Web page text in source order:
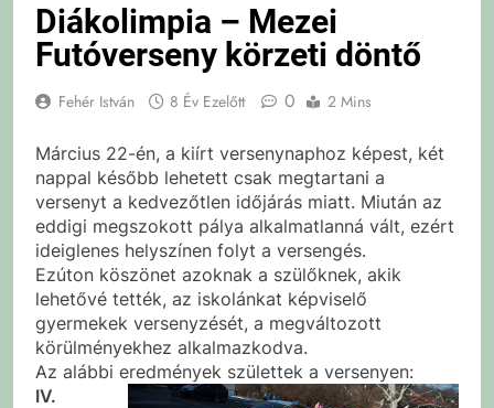
Diákolimpia – Mezei
Futóverseny körzeti döntő
Fehér István 8 Év Ezelőtt 0 2 Mins
Március 22-én, a kiírt versenynaphoz képest, két
nappal később lehetett csak megtartani a
versenyt a kedvezőtlen időjárás miatt. Miután az
eddigi megszokott pálya alkalmatlanná vált, ezért
ideiglenes helyszínen folyt a versengés.
Ezúton köszönet azoknak a szülőknek, akik
lehetővé tették, az iskolánkat képviselő
gyermekek versenyzését, a megváltozott
körülményekhez alkalmazkodva.
Az alábbi eredmények születtek a versenyen:
IV.